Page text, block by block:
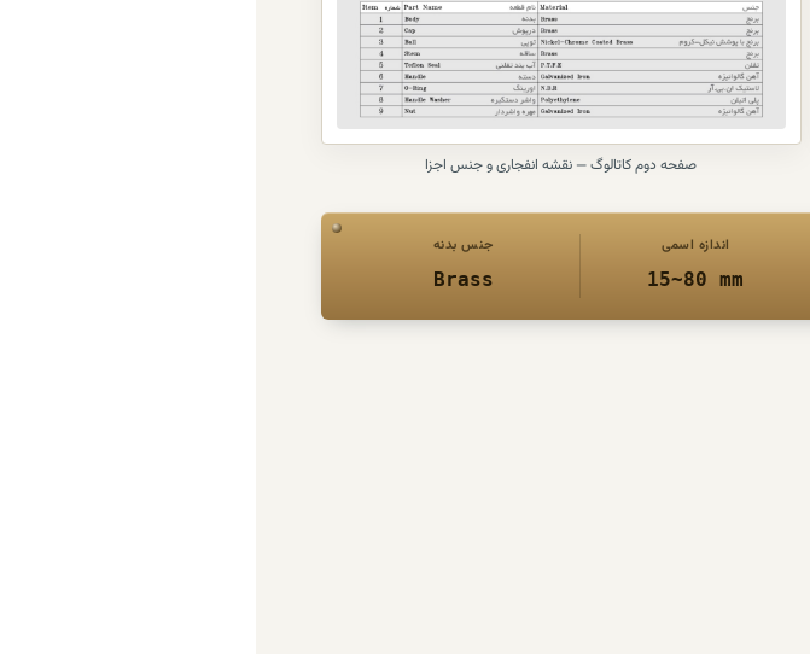
عملکرد نرم و کیفیت ساخت مناسب در
کنار قیمت اقتصادی
صفحه دوم کاتالوگ — نقشه انفجاری و جنس اجزا
اندازه اسمی
15~80 mm
جنس بدنه
Brass